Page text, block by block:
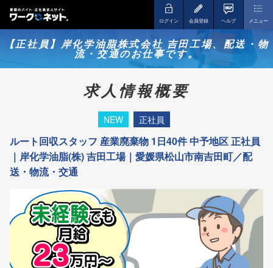
ログイン 会員登録 ヘルプ メニュー
【正社員】岸化学油脂株式会社 吉田工場、配送・物
流・交通のお仕事です。
求人情報概要
NEW 正社員
ルート回収スタッフ 産業廃棄物 1日40件 中予地区 正社員
｜岸化学油脂(株) 吉田工場｜愛媛県松山市南吉田町／配
送・物流・交通